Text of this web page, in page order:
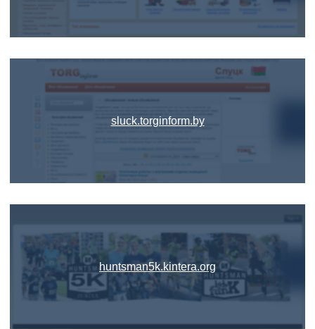
sluck.torginform.by
huntsman5k.kintera.org